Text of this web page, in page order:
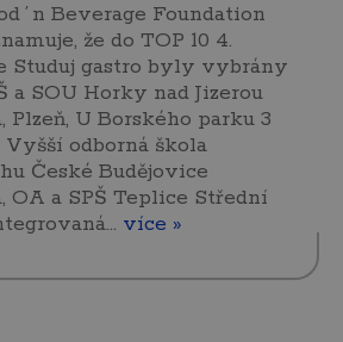
Beverage Foundation
že do TOP 10 4.
Studuj gastro byly vybrány
a SOU Horky nad Jizerou
Plzeň, U Borského parku 3
odborná škola
České Budějovice
OA a SPŠ Teplice Střední
více »